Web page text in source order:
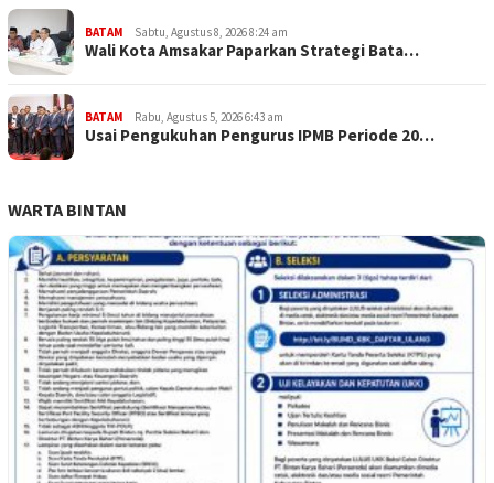
BATAM Sabtu, Agustus 8, 2026 8:24 am
Wali Kota Amsakar Paparkan Strategi Bata…
BATAM Rabu, Agustus 5, 2026 6:43 am
Usai Pengukuhan Pengurus IPMB Periode 20…
WARTA BINTAN